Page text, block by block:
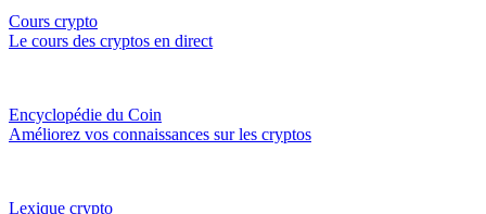
Cours crypto
Le cours des cryptos en direct
Encyclopédie du Coin
Améliorez vos connaissances sur les cryptos
Lexique crypto